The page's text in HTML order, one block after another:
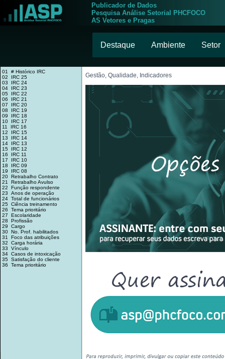
Publicador de Dados
Pesquisa Análise Setorial PHCFOCO
AS Vetores e Pragas
Destaque Ambiente Setor
01 # Histórico IRC
02 IRC 25
03 IRC 24
04 IRC 23
05 IRC 22
06 IRC 21
07 IRC 20
08 IRC 19
09 IRC 18
10 IRC 17
11 IRC 16
12 IRC 15
13 IRC 14
14 IRC 13
15 IRC 12
16 IRC 11
17 IRC 10
18 IRC 09
19 IRC 08
20 Retrabalho Contrato
21 Retrabalho Avulso
22 Função respondente
23 Anos de operação
24 Total de funcionários
25 Ciência treinamento
26 Tema prioritário
27 Escolaridade
28 Profissão
29 Cargo
30 No. Prof. habilitados
31 Foco das atribuições
32 Carga horária
33 Vínculo
34 Casos de intoxicação
35 Satisfação do cliente
36 Tema prioritário
Gestão, Qualidade, Indicadores